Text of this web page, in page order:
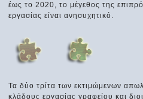
έως το 2020, το μέγεθος της
εργασίας είναι ανησυχητικό.
Τα δύο τρίτα των εκτιμώμενων
κλάδους εργασίας γραφείου και